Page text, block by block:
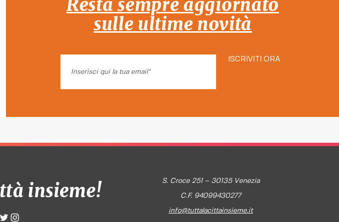
Resta sempre aggiornato
sulle ultime novità
ISCRIVITI ORA
insieme! S. Croce 251 – 30135 Venezia
C.F. 94099430277
info@tuttalacittainsieme.it